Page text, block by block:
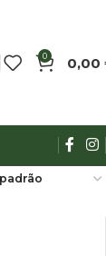
0 0,00